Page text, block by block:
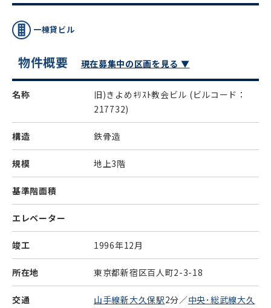
一棟貸ビル
物件概要 現在募集中の区画を見る ▼
名称 旧)きよめｷﾘｽﾄ教会ビル (ビルコード：
217732)
構造 鉄骨造
規模 地上3階
基準階面積
エレベーター
竣工 1996年12月
所在地 東京都新宿区百人町2-3-18
交通 山手線新大久保駅2分／中央･総武線大久